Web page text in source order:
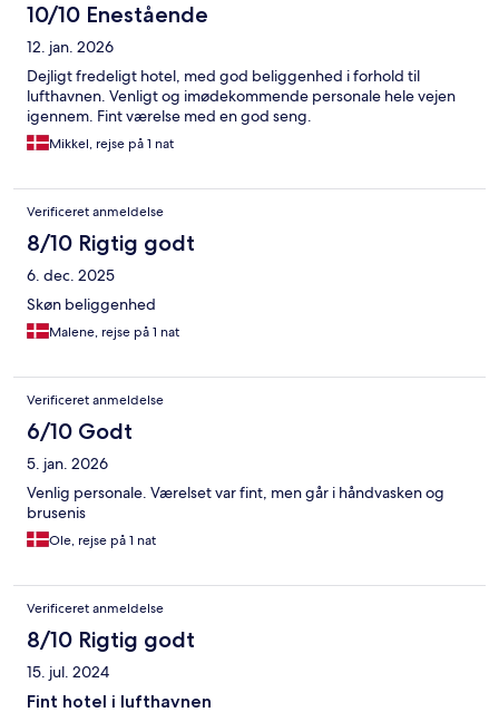
10/10 Enestående
12. jan. 2026
Dejligt fredeligt hotel, med god beliggenhed i forhold til
lufthavnen. Venligt og imødekommende personale hele vejen
igennem. Fint værelse med en god seng.
Mikkel, rejse på 1 nat
Verificeret anmeldelse
8/10 Rigtig godt
6. dec. 2025
Skøn beliggenhed
Malene, rejse på 1 nat
Verificeret anmeldelse
6/10 Godt
5. jan. 2026
Venlig personale. Værelset var fint, men går i håndvasken og
brusenis
Ole, rejse på 1 nat
Verificeret anmeldelse
8/10 Rigtig godt
15. jul. 2024
Fint hotel i lufthavnen